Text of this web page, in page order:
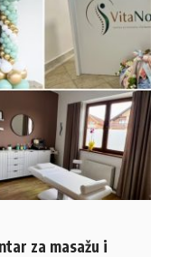
za masažu i